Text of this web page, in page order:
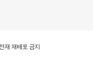
·재배포 금지